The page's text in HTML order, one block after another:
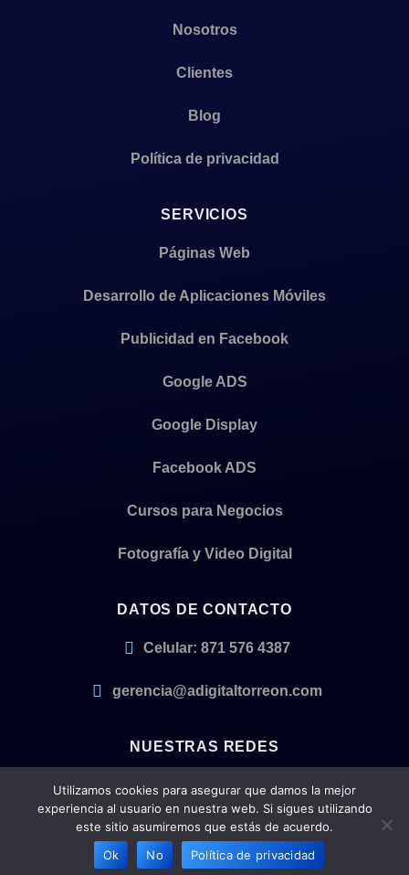
Nosotros
Clientes
Blog
Política de privacidad
SERVICIOS
Páginas Web
Desarrollo de Aplicaciones Móviles
Publicidad en Facebook
Google ADS
Google Display
Facebook ADS
Cursos para Negocios
Fotografía y Video Digital
DATOS DE CONTACTO
Celular: 871 576 4387
gerencia@adigitaltorreon.com
NUESTRAS REDES
By ADigital®. ADigital Torreón© 2023
Utilizamos cookies para asegurar que damos la mejor
experiencia al usuario en nuestra web. Si sigues utilizando
este sitio asumiremos que estás de acuerdo.
Ok
No Política de privacidad